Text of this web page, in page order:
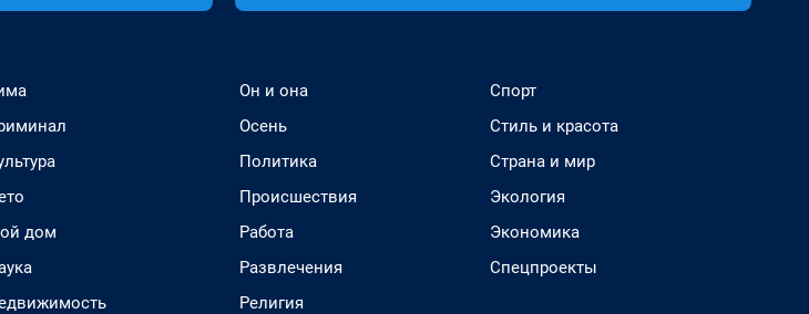
дом
Он и она
Осень
Политика
Происшествия
Работа
Развлечения
Религия
Спорт
Стиль и красота
Страна и мир
Экология
Экономика
Спецпроекты